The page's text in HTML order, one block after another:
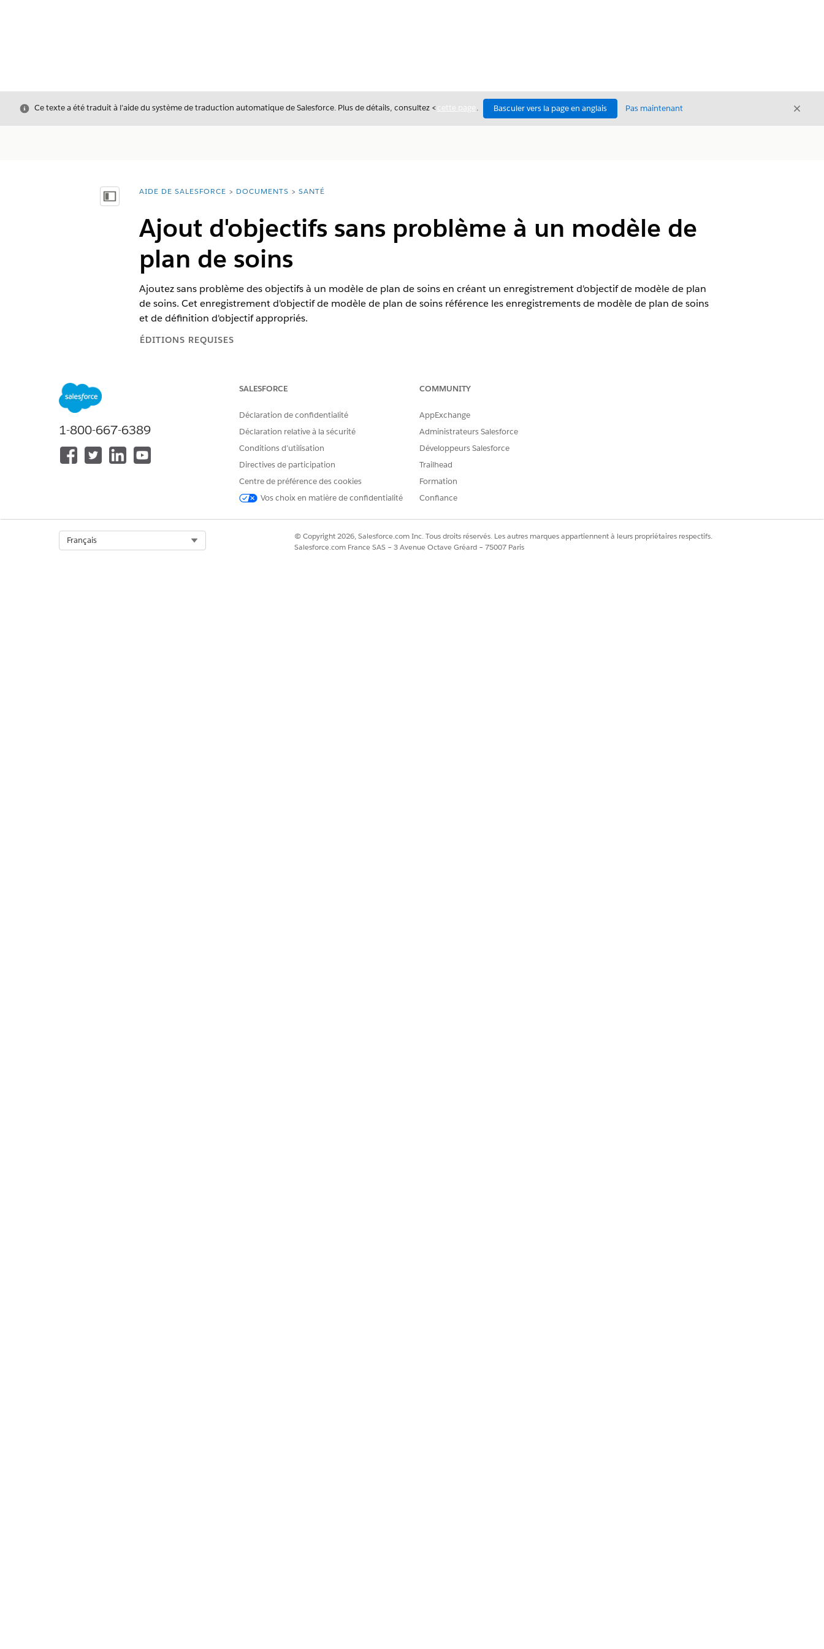
Fermer
Ce texte a été traduit à l’aide du système de traduction automatique de Salesforce. Plus de détails, consultez <cette page . Basculer vers la page en anglais Pas maintenant Fermer
Afficher la table des matières
Vous êtes ici :
AIDE DE SALESFORCE DOCUMENTS SANTÉ
Ajout d'objectifs sans problème à un modèle de
plan de soins
Ajoutez sans problème des objectifs à un modèle de plan de soins en créant un enregistrement d'objectif de modèle de plan
de soins. Cet enregistrement d'objectif de modèle de plan de soins référence les enregistrements de modèle de plan de soins
et de définition d'objectif appropriés.
ÉDITIONS REQUISES
Disponible avec : éditionsEnterprise avec Health Cloud
Pour créer un modèle d'objectif
Accès Créer pour Objectif du modèle de plan de soins
Pour modifier un modèle d'objectif
Accès Modifier pour Objectif du modèle de plan de soins
Dans le Lanceur d'application, recherchez et sélectionnez Objectifs du modèle
Dans le champModèle de plande soins, sélectionnez le modèle de plan de soins auquel vous souhaitez ajouter l'objectif.
Dans le champ
Définition de l'objectif
, sélectionnez une définition d'objectif dans votre bibliothèque IGP.
Définissez la priorité sur
MoyenneouFaible.
1-800-667-6389
SALESFORCE
Déclaration de confidentialité
Déclaration relative à la sécurité
Conditions d’utilisation
Directives de participation
Centre de préférence des cookies
Vos choix en matière de confidentialité
COMMUNITY
AppExchange
Administrateurs Salesforce
Développeurs Salesforce
Trailhead
Formation
Confiance
Français
© Copyright 2026, Salesforce.com Inc. Tous droits réservés. Les autres marques appartiennent à leurs propriétaires respectifs.
Salesforce.com France SAS – 3 Avenue Octave Gréard – 75007 Paris